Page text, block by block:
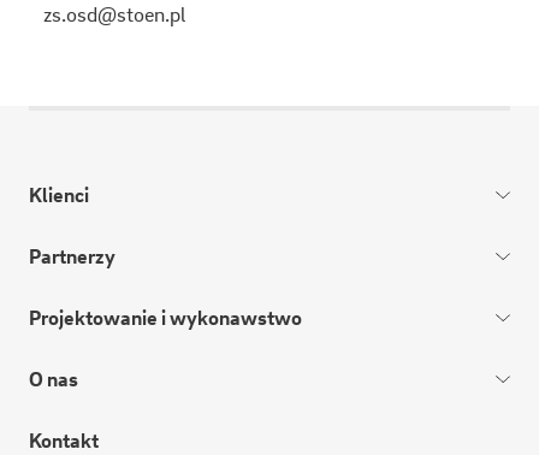
zs.osd@stoen.pl
Klienci
Partnerzy
Projektowanie i wykonawstwo
O nas
Kontakt